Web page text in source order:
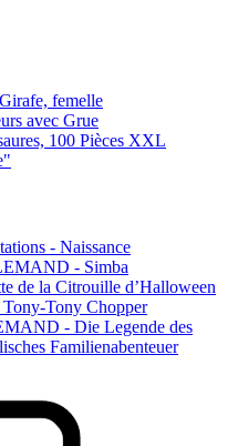
femelle
avec Grue
100 Pièces XXL
- Naissance
- Simba
de la Citrouille d’Halloween
Tony Chopper
- Die Legende des
Familienabenteuer